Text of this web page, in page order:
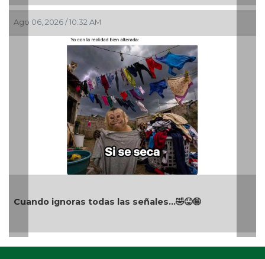
Ago 06, 2026 / 10:32 AM
Cuando ignoras todas las señales…🤣😝🤪